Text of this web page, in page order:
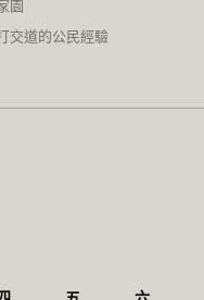
園
交道的公民經驗